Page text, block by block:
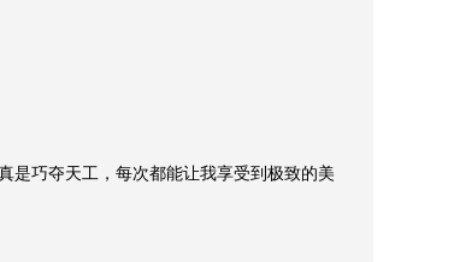
是巧夺天工，每次都能让我享受到极致的美